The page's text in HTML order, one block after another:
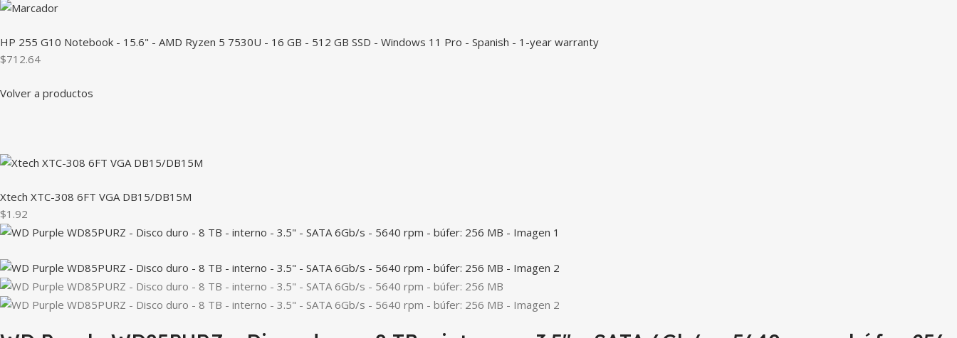
HP 255 G10 Notebook - 15.6" - AMD Ryzen 5 7530U - 16 GB - 512 GB SSD - Windows 11 Pro - Spanish - 1-year warranty
$712.64
Volver a productos
Xtech XTC-308 6FT VGA DB15/DB15M
$1.92